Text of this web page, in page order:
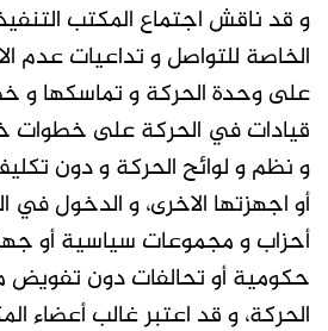
و قد ناقش اجتماع المكتب
الخاصة للتواصل و تداعيات عدم
على وحدة الحركة و تماسكها و
قيادات في الحركة على خطوات
و نظم و لوائح الحركة و دون
أو اجهزتها الاخرى، و الدخول في
أحزاب و مجموعات سياسية أو
حكومية أو تحالفات دون
الحركة، و قد اعتبر غالب أعضاء